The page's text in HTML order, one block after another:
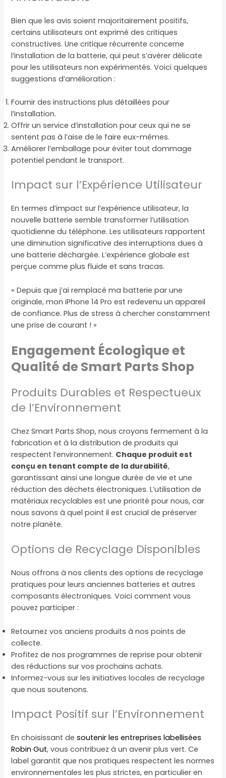
Bien que les avis soient majoritairement positifs,
certains utilisateurs ont exprimé des critiques
constructives. Une critique récurrente concerne
l’installation de la batterie, qui peut s’avérer délicate
pour les utilisateurs non expérimentés. Voici quelques
suggestions d’amélioration :
Fournir des instructions plus détaillées pour
l’installation.
Offrir un service d’installation pour ceux qui ne se
sentent pas à l’aise de le faire eux-mêmes.
Améliorer l’emballage pour éviter tout dommage
potentiel pendant le transport.
Impact sur l’Expérience Utilisateur
En termes d’impact sur l’expérience utilisateur, la
nouvelle batterie semble transformer l’utilisation
quotidienne du téléphone. Les utilisateurs rapportent
une diminution significative des interruptions dues à
une batterie déchargée. L’expérience globale est
perçue comme plus fluide et sans tracas.
« Depuis que j’ai remplacé ma batterie par une
originale, mon iPhone 14 Pro est redevenu un appareil
de confiance. Plus de stress à chercher constamment
une prise de courant ! »
Engagement Écologique et
Qualité de Smart Parts Shop
Produits Durables et Respectueux
de l’Environnement
Chez Smart Parts Shop, nous croyons fermement à la
fabrication et à la distribution de produits qui
respectent l’environnement. Chaque produit est
conçu en tenant compte de la durabilité,
garantissant ainsi une longue durée de vie et une
réduction des déchets électroniques. L’utilisation de
matériaux recyclables est une priorité pour nous, car
nous savons à quel point il est crucial de préserver
notre planète.
Options de Recyclage Disponibles
Nous offrons à nos clients des options de recyclage
pratiques pour leurs anciennes batteries et autres
composants électroniques. Voici comment vous
pouvez participer :
Retournez vos anciens produits à nos points de
collecte.
Profitez de nos programmes de reprise pour obtenir
des réductions sur vos prochains achats.
Informez-vous sur les initiatives locales de recyclage
que nous soutenons.
Impact Positif sur l’Environnement
En choisissant desoutenir les entreprises labellisées
Robin Gut, vous contribuez à un avenir plus vert. Ce
label garantit que nos pratiques respectent les normes
environnementales les plus strictes, en particulier en